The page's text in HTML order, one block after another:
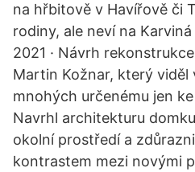
na hřbitově v Havířově či
rodiny, ale neví na
2021 · Návrh
Martin Kožnar, který viděl
mnohých určenému jen
Navrhl architekturu
okolní prostředí a
kontrastem mezi novými